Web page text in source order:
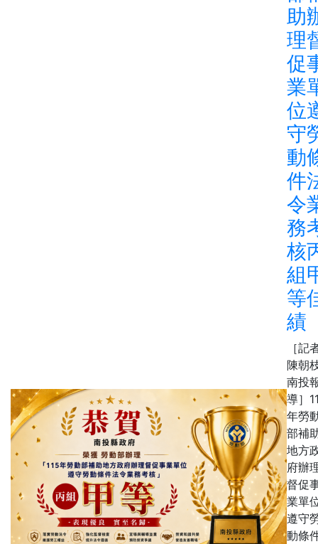
助
理
促
業
位
守
動
件
令
務
核
組
等
績
［記
陳朝
南投
導］
年勞
部補
地方
府辦
督促
業單
遵守
動條